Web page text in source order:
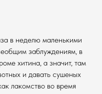
в неделю маленькими
заблуждениям, в
хитина, а значит, там
и давать сушеных
лакомство во время